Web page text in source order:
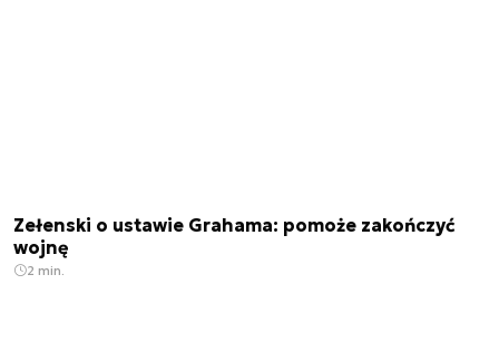
Zełenski o ustawie Grahama: pomoże zakończyć
wojnę
2 min.